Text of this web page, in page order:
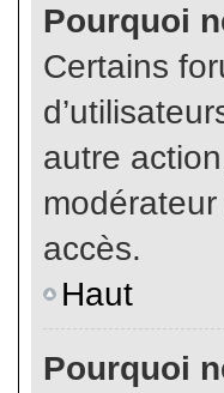
Pourquoi
Certains
autre
accès.
Haut
Pourquoi